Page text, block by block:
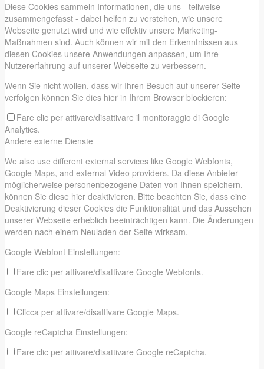
Diese Cookies sammeln Informationen, die uns - teilweise
zusammengefasst - dabei helfen zu verstehen, wie unsere
Webseite genutzt wird und wie effektiv unsere Marketing-
Maßnahmen sind. Auch können wir mit den Erkenntnissen aus
diesen Cookies unsere Anwendungen anpassen, um Ihre
Nutzererfahrung auf unserer Webseite zu verbessern.
Wenn Sie nicht wollen, dass wir Ihren Besuch auf unserer Seite
verfolgen können Sie dies hier in Ihrem Browser blockieren:
Fare clic per attivare/disattivare il monitoraggio di Google
Analytics.
Andere externe Dienste
We also use different external services like Google Webfonts,
Google Maps, and external Video providers. Da diese Anbieter
möglicherweise personenbezogene Daten von Ihnen speichern,
können Sie diese hier deaktivieren. Bitte beachten Sie, dass eine
Deaktivierung dieser Cookies die Funktionalität und das Aussehen
unserer Webseite erheblich beeinträchtigen kann. Die Änderungen
werden nach einem Neuladen der Seite wirksam.
Google Webfont Einstellungen:
Fare clic per attivare/disattivare Google Webfonts.
Google Maps Einstellungen:
Clicca per attivare/disattivare Google Maps.
Google reCaptcha Einstellungen:
Fare clic per attivare/disattivare Google reCaptcha.